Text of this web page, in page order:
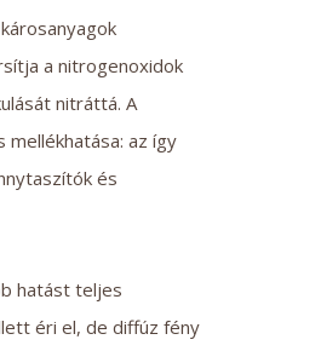
a nitrogenoxidok
nitráttá. A
mellékhatása: az így
és
hatást teljes
éri el, de diffúz fény